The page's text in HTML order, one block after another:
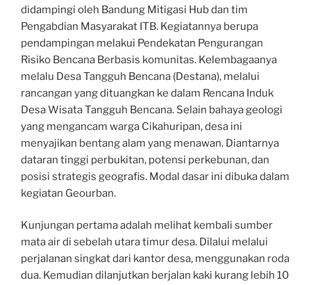
didampingi oleh Bandung Mitigasi Hub dan tim
Pengabdian Masyarakat ITB. Kegiatannya berupa
pendampingan melakui Pendekatan Pengurangan
Risiko Bencana Berbasis komunitas. Kelembagaanya
melalu Desa Tangguh Bencana (Destana), melalui
rancangan yang dituangkan ke dalam Rencana Induk
Desa Wisata Tangguh Bencana. Selain bahaya geologi
yang mengancam warga Cikahuripan, desa ini
menyajikan bentang alam yang menawan. Diantarnya
dataran tinggi perbukitan, potensi perkebunan, dan
posisi strategis geografis. Modal dasar ini dibuka dalam
kegiatan Geourban.
Kunjungan pertama adalah melihat kembali sumber
mata air di sebelah utara timur desa. Dilalui melalui
perjalanan singkat dari kantor desa, menggunakan roda
dua. Kemudian dilanjutkan berjalan kaki kurang lebih 10